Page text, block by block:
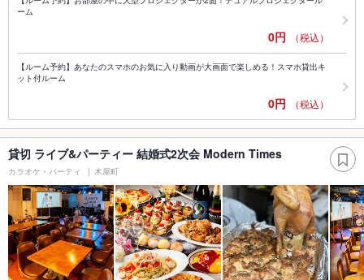
ーム
0円 （税込）
【ルーム予約】あなたのスマホのお気に入り動画が大画面で楽しめる！スマホ貸出キ
ット付ルーム
0円 （税込）
貸切 ライブ&パーティー 結婚式2次会 Modern Times
カラオケ・パーティ 木屋町